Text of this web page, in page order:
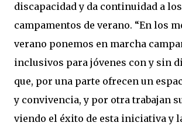
discapacidad y da continuidad a los
campamentos de verano. “En los
verano ponemos en marcha
inclusivos para jóvenes con y sin
que, por una parte ofrecen un
y convivencia, y por otra trabajan
viendo el éxito de esta iniciativa y